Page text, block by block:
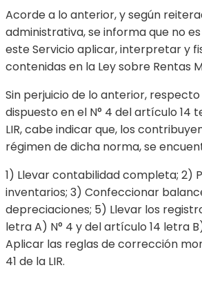
Acorde a lo anterior, y según
administrativa, se informa que no
este Servicio aplicar, interpretar y
contenidas en la Ley sobre Rentas
Sin perjuicio de lo anterior,
dispuesto en el N° 4 del artículo 14
LIR, cabe indicar que, los
régimen de dicha norma, se
1) Llevar contabilidad completa; 2)
inventarios; 3) Confeccionar
depreciaciones; 5) Llevar los
letra A) N° 4 y del artículo 14 letra
Aplicar las reglas de corrección
41 de la LIR.